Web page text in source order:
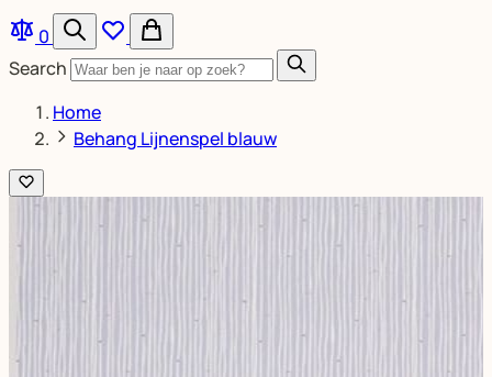
0
Search
Home
Behang Lijnenspel blauw